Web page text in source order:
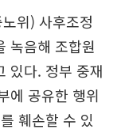
위) 사후조정
녹음해 조합원
있다. 정부 중재
에 공유한 행위
훼손할 수 있